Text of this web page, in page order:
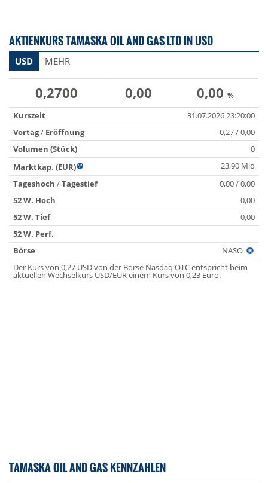
AKTIENKURS TAMASKA OIL AND GAS LTD IN USD
USD MEHR
0,2700 0,00 0,00 %
Kurszeit
31.07.2026 23:20:00
Vortag/ Eröffnung
0,27 / 0,00
Volumen (Stück)
0
Marktkap. (EUR)
23,90 Mio
Tageshoch /Tagestief
0,00 / 0,00
52 W. Hoch
0,00
52 W. Tief
0,00
52 W. Perf.
Börse
NASO
Der Kurs von 0,27 USD von der Börse Nasdaq OTC entspricht beim
aktuellen Wechselkurs USD/EUR einem Kurs von 0,23 Euro.
TAMASKA OIL AND GAS KENNZAHLEN